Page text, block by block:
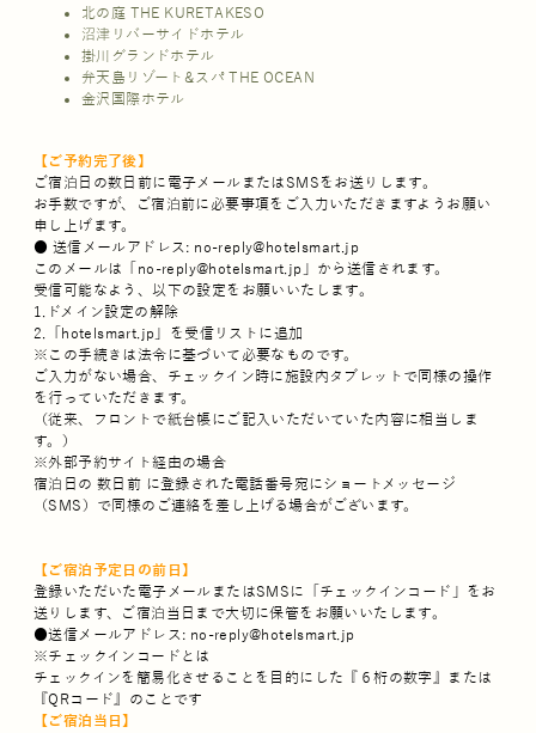
北の庭 THE KURETAKESO
沼津リバーサイドホテル
掛川グランドホテル
弁天島リゾート&スパ THE OCEAN
金沢国際ホテル
【ご予約完了後】
ご宿泊日の数日前に電子メールまたはSMSをお送りします。
お手数ですが、ご宿泊前に必要事項をご入力いただきますようお願い
申し上げます。
● 送信メールアドレス: no-reply@hotelsmart.jp
このメールは「no-reply@hotelsmart.jp」から送信されます。
受信可能なよう、以下の設定をお願いいたします。
1.ドメイン設定の解除
2.「hotelsmart.jp」を受信リストに追加
※この手続きは法令に基づいて必要なものです。
ご入力がない場合、チェックイン時に施設内タブレットで同様の操作
を行っていただきます。
（従来、フロントで紙台帳にご記入いただいていた内容に相当しま
す。）
※外部予約サイト経由の場合
宿泊日の 数日前 に登録された電話番号宛にショートメッセージ
（SMS）で同様のご連絡を差し上げる場合がございます。
【ご宿泊予定日の前日】
登録いただいた電子メールまたはSMSに「チェックインコード」をお
送りします、ご宿泊当日まで大切に保管をお願いいたします。
●送信メールアドレス: no-reply@hotelsmart.jp
※チェックインコードとは
チェックインを簡易化させることを目的にした『６桁の数字』または
『QRコード』のことです
【ご宿泊当日】